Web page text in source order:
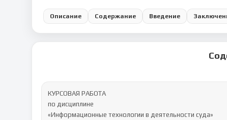
Описание Содержание Введение
КУРСОВАЯ РАБОТА
по дисциплине
«Информационные технологии в деятельности суда»